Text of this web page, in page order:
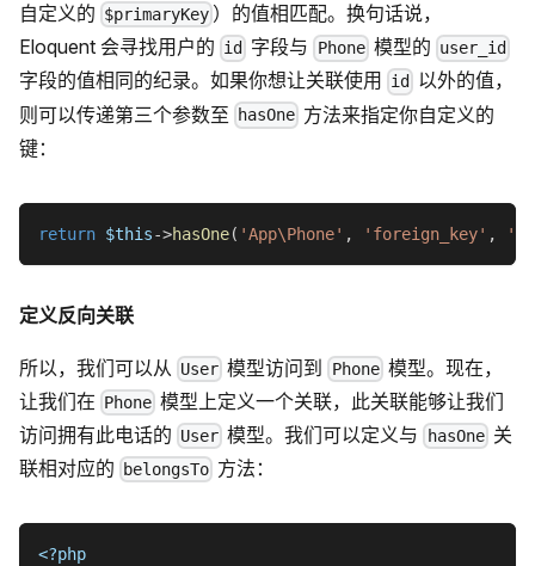
自定义的 $primaryKey ）的值相匹配。换句话说，
Eloquent 会寻找用户的 id 字段与 Phone模型的 user_id
字段的值相同的纪录。如果你想让关联使用 id
以外的值，
则可以传递第三个参数至
hasOne 方法来指定你自定义的
键：
return $this->hasOne( 'App\Phone' , 'foreign_key' ,
定义反向关联
所以，我们可以从 User 模型访问到 Phone模型。现在，
让我们在 Phone 模型上定义一个关联，此关联能够让我们
访问拥有此电话的 User 模型。我们可以定义与 hasOne关
联相对应的
belongsTo 方法：
<?php